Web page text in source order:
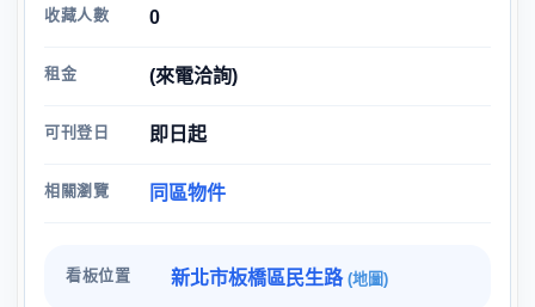
收藏人數 0
租金 (來電洽詢)
可刊登日 即日起
相關瀏覽 同區物件
看板位置 新北市板橋區民生路 (地圖)